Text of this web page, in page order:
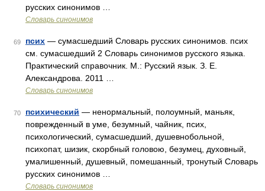
русских синонимов …
Словарь синонимов
69 псих — сумасшедший Словарь русских синонимов. псих
см. сумасшедший 2 Словарь синонимов русского языка.
Практический справочник. М.: Русский язык. З. Е.
Александрова. 2011 …
Словарь синонимов
70 психический — ненормальный, полоумный, маньяк,
поврежденный в уме, безумный, чайник, псих,
психологический, сумасшедший, душевнобольной,
психопат, шизик, скорбный головою, безумец, духовный,
умалишенный, душевный, помешанный, тронутый Словарь
русских синонимов …
Словарь синонимов